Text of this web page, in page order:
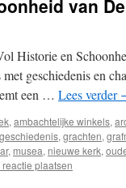
van
Historie en
geschiedenis en
een … Lees verder
, ambachtelijke winkels,
geschiedenis, grachten,
, musea, nieuwe kerk,
reactie plaatsen